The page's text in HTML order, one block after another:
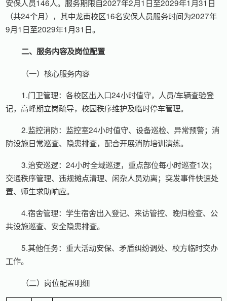
安保人员146人。服务期限自2027年2月1日至2029年1月31日
（共24个月），其中龙南校区16名安保人员服务时间为2027年
9月1日至2029年1月31日。
二、服务内容及岗位配置
（一）核心服务内容
1.门卫管理：各校区出入口24小时值守，人员/车辆查验登
记，高峰期立岗疏导，校园秩序维护及临时停车管理。
2.监控消防：监控室24小时值守、设备巡检、异常预警；消
防设施日常巡查、隐患排查，配合开展消防培训演练。
3.治安巡逻：24小时全域巡逻，重点部位每小时巡查1次；
交通秩序管理、违规摊点清理、闲杂人员劝离；突发事件快速处
置、师生求助响应。
4.宿舍管理：学生宿舍出入登记、来访管控、晚归检查、公
共设施巡查、安全隐患排查。
5.其他任务：重大活动安保、矛盾纠纷调处、校方临时交办
工作。
（二）岗位配置明细